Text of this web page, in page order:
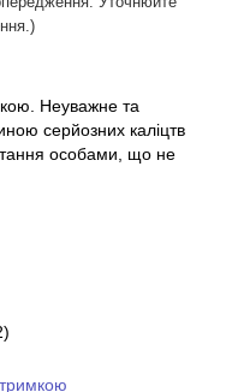
Неуважне та
серйозних каліцтв
особами, що не